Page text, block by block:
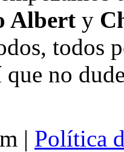
Albert y
todos
no
| Política